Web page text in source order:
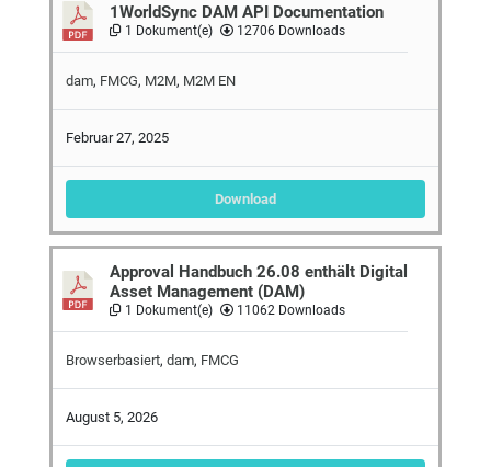
1WorldSync DAM API Documentation
1 Dokument(e) 12706 Downloads
dam, FMCG, M2M, M2M EN
Februar 27, 2025
Download
Approval Handbuch 26.08 enthält Digital
Asset Management (DAM)
1 Dokument(e) 11062 Downloads
Browserbasiert, dam, FMCG
August 5, 2026